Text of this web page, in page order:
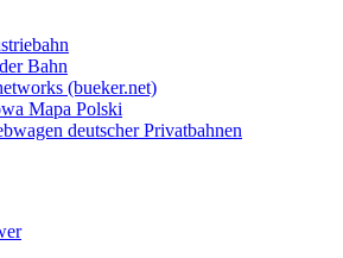
Bahn
(bueker.net)
Mapa Polski
deutscher Privatbahnen